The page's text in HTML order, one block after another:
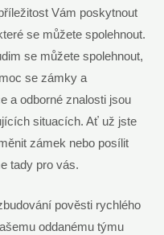
Vám poskytnout
se můžete spolehnout.
se můžete spolehnout,
se zámky a
a odborné znalosti jsou
situacích. Ať už jste
zámek nebo posílit
tady pro vás.
pověsti rychlého
oddanému týmu